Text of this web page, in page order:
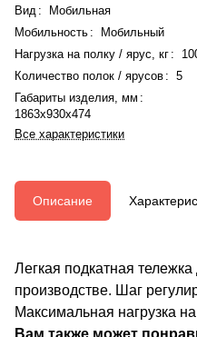
Вид :
Мобильная
Мобильность :
Мобильный
Нагрузка на полку / ярус, кг :
Количество полок / ярусов : 5
Габариты изделия, мм :
1863x930x474
Все характеристики
Описание
Легкая подкатная
производстве. Шаг
Максимальная нагрузка
Вам также может